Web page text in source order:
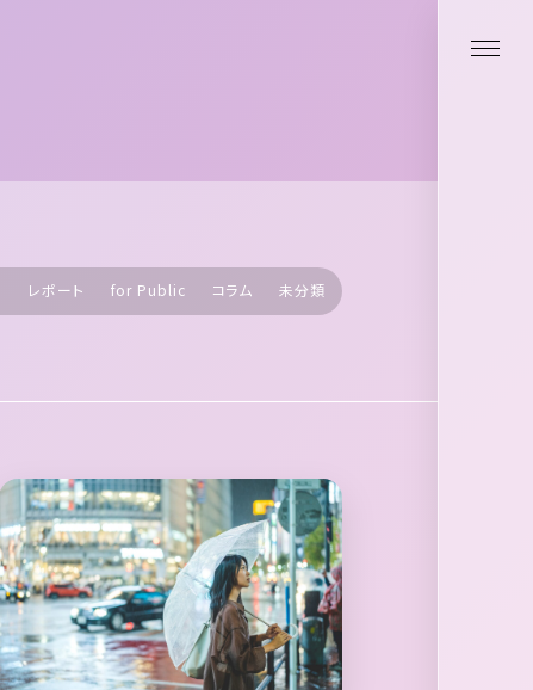
レポート for Public コラム 未分類